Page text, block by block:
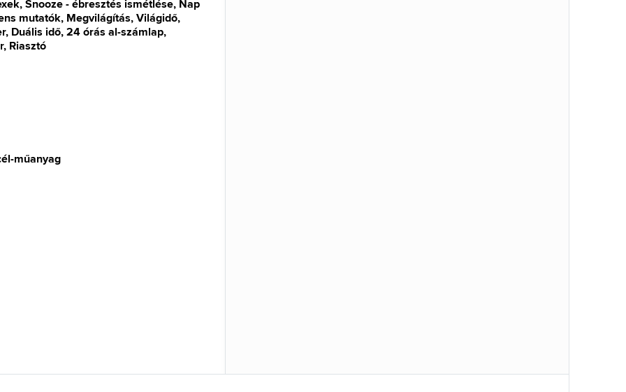
Snooze - ébresztés ismétlése, Nap
mutatók, Megvilágítás, Világidő,
Duális idő, 24 órás al-számlap,
Riasztó
műanyag